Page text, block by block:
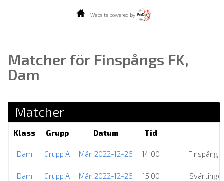
Website powered by
Matcher för Finspångs FK,
Dam
Matcher
Klass Grupp Datum Tid
Dam Grupp A Mån 2022-12-26 14:00 Finspångs
Dam Grupp A Mån 2022-12-26 15:00 Svärtinge